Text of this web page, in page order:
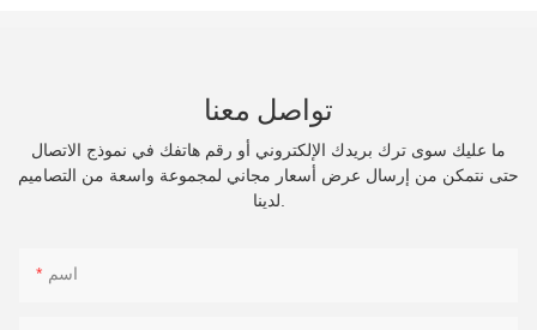
تواصل معنا
ما عليك سوى ترك بريدك الإلكتروني أو رقم هاتفك في نموذج الاتصال
حتى نتمكن من إرسال عرض أسعار مجاني لمجموعة واسعة من التصاميم
لدينا.
اسم